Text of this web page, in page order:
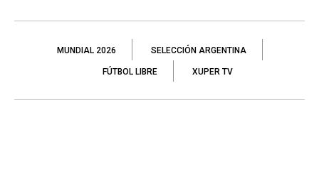
MUNDIAL 2026 SELECCIÓN ARGENTINA
FÚTBOL LIBRE XUPER TV